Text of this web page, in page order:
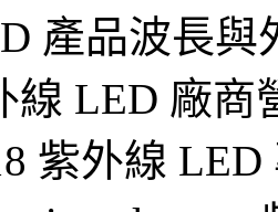
產品波長與
線 LED 廠商
紫外線